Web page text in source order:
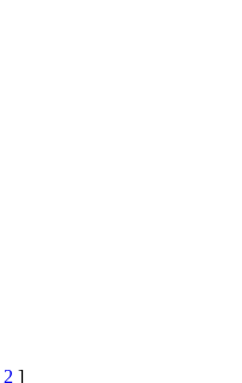
2 ]